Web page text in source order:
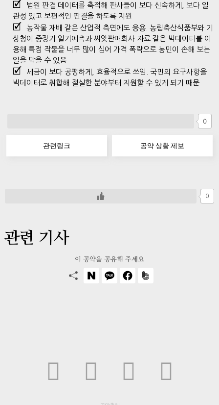
법원 판결 데이터를 축적해 판사들이 보다 신속하게, 보다 일
관성 있고 보편적인 판결을 하도록 지원
농작물 재배 같은 산업적 측면에도 응용. 농림축산식품부와 기
상청이 중장기 일기예측과 씨앗판매회사 자료 같은 빅데이터를 이
용해 특정 작물을 너무 많이 심어 가격 폭락으로 농민이 손해 보는
일을 막을 수 있음
세금이 보다 공평하게, 효율적으로 쓰임. 국민의 요구사항을
빅데이터로 취합해 절실한 분야부터 지원할 수 있게 되기 때문
0
관련링크 공약 상황 제보
0
관련 기사
이 공약을 공유해 주세요